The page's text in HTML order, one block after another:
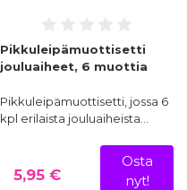
Pikkuleipämuottisetti
jouluaiheet, 6 muottia
Pikkuleipämuottisetti, jossa 6
kpl erilaista jouluaiheista…
5,95 €
Osta
nyt!